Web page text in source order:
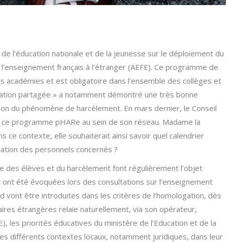
l’éducation nationale et de la jeunesse sur le déploiement du
français à l’étranger (AEFE). Ce programme de
et est obligatoire dans l’ensemble des collèges et
partagée » a notamment démontré une très bonne
du phénomène de harcèlement. En mars dernier, le Conseil
programme pHARe au sein de son réseau. Madame la
ce contexte, elle souhaiterait ainsi savoir quel calendrier
des personnels concernés ?
des élèves et du harcèlement font régulièrement l’objet
été évoquées lors des consultations sur l’enseignement
vont être introduites dans les critères de l’homologation, dès
étrangères relaie naturellement, via son opérateur,
les priorités éducatives du ministère de l’Education et de la
différents contextes locaux, notamment juridiques, dans leur